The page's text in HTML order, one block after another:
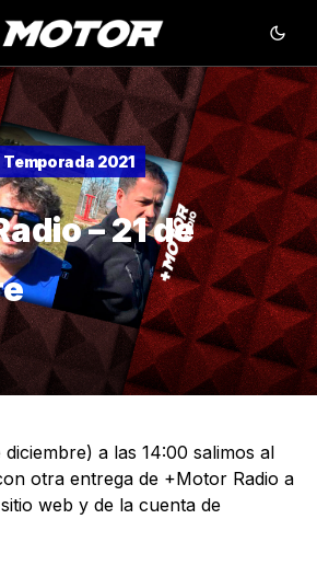
Temporada 2021
– 21 de
a las 14:00 salimos al
otra entrega de +Motor Radio a
web y de la cuenta de